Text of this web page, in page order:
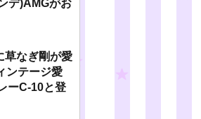
デ)AMGがお
草なぎ剛が愛
ンテージ愛
ーC-10と登